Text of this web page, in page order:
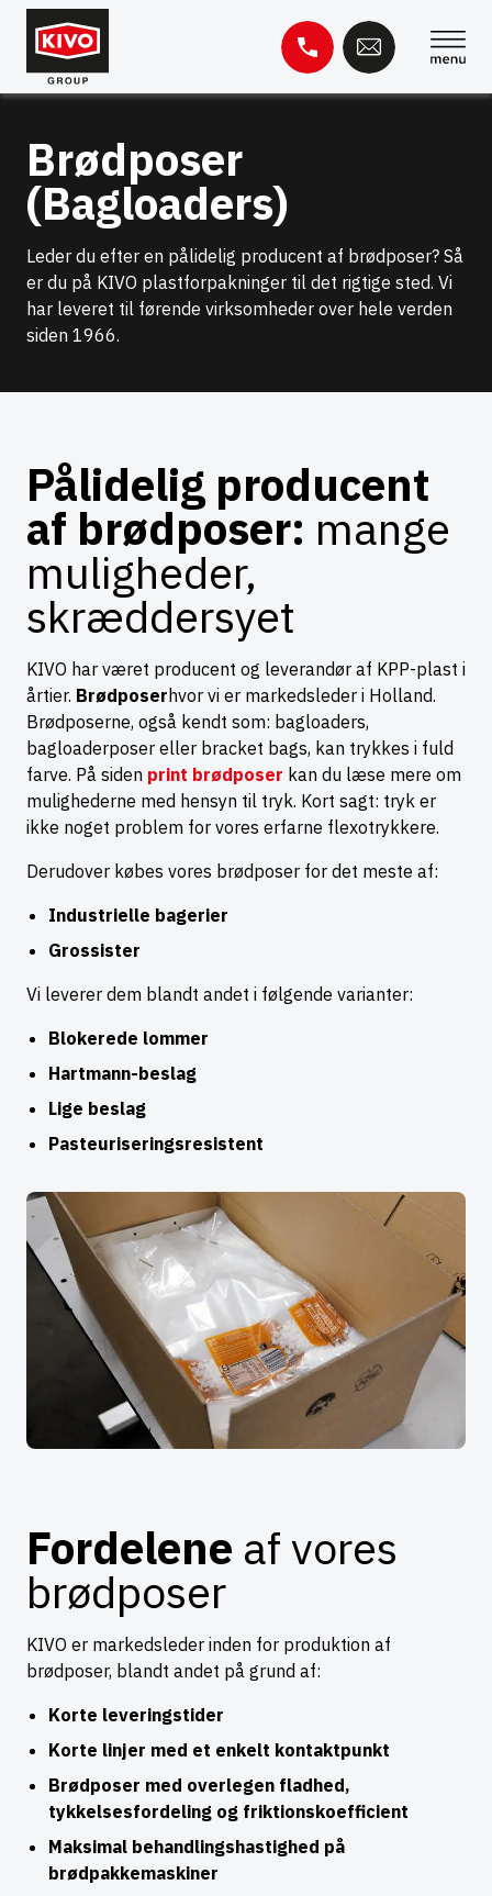
Spring
efter:
Videnbase Kontakt
Brødposer
(Bagloaders)
Leder du efter en pålidelig producent af brødposer? Så
er du på KIVO plastforpakninger til det rigtige sted. Vi
har leveret til førende virksomheder over hele verden
siden 1966.
Pålidelig producent
af brødposer: mange
muligheder,
skræddersyet
KIVO har været producent og leverandør af KPP-plast i
årtier. Brødposer hvor vi er markedsleder i Holland.
Brødposerne, også kendt som: bagloaders,
bagloaderposer eller bracket bags, kan trykkes i fuld
farve. På siden print brødposer kan du læse mere om
mulighederne med hensyn til tryk. Kort sagt: tryk er
ikke noget problem for vores erfarne flexotrykkere.
Derudover købes vores brødposer for det meste af:
Industrielle bagerier
Grossister
Vi leverer dem blandt andet i følgende varianter:
Blokerede lommer
Hartmann-beslag
Lige beslag
Pasteuriseringsresistent
Fordelene af vores
brødposer
KIVO er markedsleder inden for produktion af
brødposer, blandt andet på grund af:
Korte leveringstider
Korte linjer med et enkelt kontaktpunkt
Brødposer med overlegen fladhed,
tykkelsesfordeling og friktionskoefficient
Maksimal behandlingshastighed på
brødpakkemaskiner